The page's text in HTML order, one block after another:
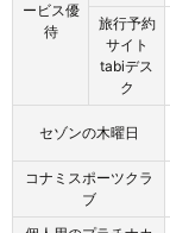
ービス優
待
旅行予約
サイト
tabiデス
ク
セゾンの木曜日
コナミスポーツクラ
ブ